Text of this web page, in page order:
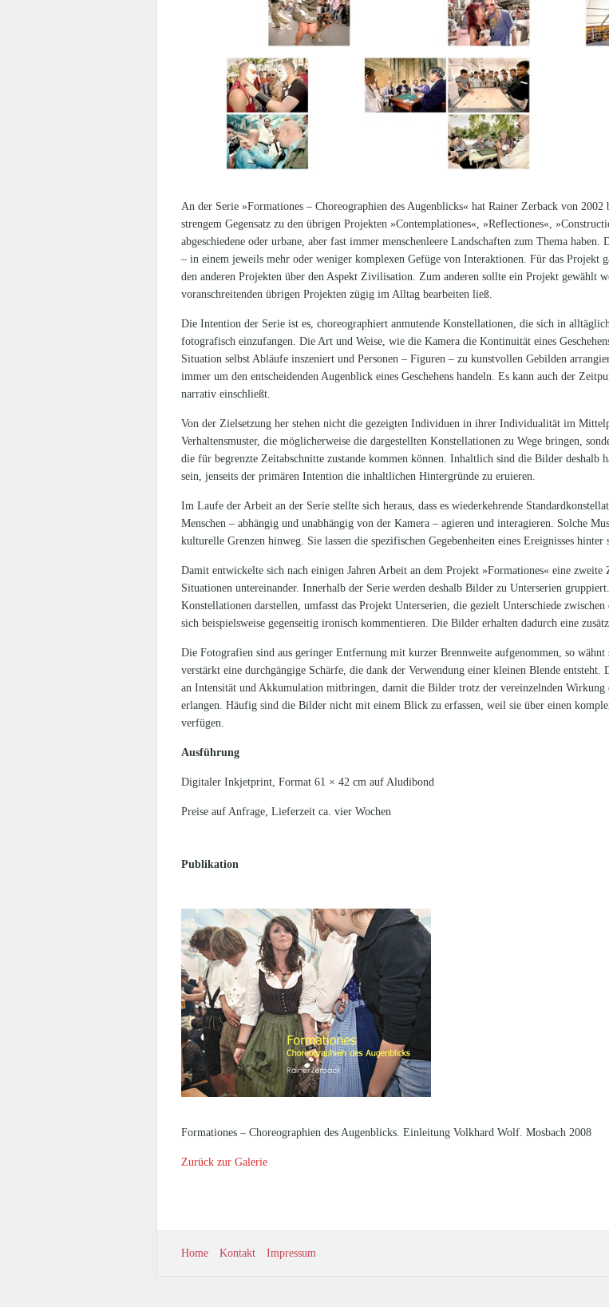
An der Serie »Formationes – Choreographien des Augenblicks« hat Rainer Zerback von
strengem Gegensatz zu den übrigen Projekten »Contemplationes«, »Reflectiones«,
abgeschiedene oder urbane, aber fast immer menschenleere Landschaften zum Thema
– in einem jeweils mehr oder weniger komplexen Gefüge von Interaktionen. Für das Projekt
den anderen Projekten über den Aspekt Zivilisation. Zum anderen sollte ein Projekt gewählt
voranschreitenden übrigen Projekten zügig im Alltag bearbeiten ließ.
Die Intention der Serie ist es, choreographiert anmutende Konstellationen, die sich in
fotografisch einzufangen. Die Art und Weise, wie die Kamera die Kontinuität eines
Situation selbst Abläufe inszeniert und Personen – Figuren – zu kunstvollen Gebilden
immer um den entscheidenden Augenblick eines Geschehens handeln. Es kann auch der
narrativ einschließt.
Von der Zielsetzung her stehen nicht die gezeigten Individuen in ihrer Individualität im
Verhaltensmuster, die möglicherweise die dargestellten Konstellationen zu Wege bringen,
die für begrenzte Zeitabschnitte zustande kommen können. Inhaltlich sind die Bilder deshalb
sein, jenseits der primären Intention die inhaltlichen Hintergründe zu eruieren.
Im Laufe der Arbeit an der Serie stellte sich heraus, dass es wiederkehrende
Menschen – abhängig und unabhängig von der Kamera – agieren und interagieren. Solche
kulturelle Grenzen hinweg. Sie lassen die spezifischen Gegebenheiten eines Ereignisses hinter
Damit entwickelte sich nach einigen Jahren Arbeit an dem Projekt »Formationes« eine
Situationen untereinander. Innerhalb der Serie werden deshalb Bilder zu Unterserien
Konstellationen darstellen, umfasst das Projekt Unterserien, die gezielt Unterschiede
sich beispielsweise gegenseitig ironisch kommentieren. Die Bilder erhalten dadurch eine
Die Fotografien sind aus geringer Entfernung mit kurzer Brennweite aufgenommen, so
verstärkt eine durchgängige Schärfe, die dank der Verwendung einer kleinen Blende entsteht.
an Intensität und Akkumulation mitbringen, damit die Bilder trotz der vereinzelnden
erlangen. Häufig sind die Bilder nicht mit einem Blick zu erfassen, weil sie über einen
verfügen.
Ausführung
Digitaler Inkjetprint, Format 61 × 42 cm auf Aludibond
Preise auf Anfrage, Lieferzeit ca. vier Wochen
Publikation
Formationes – Choreographien des Augenblicks. Einleitung Volkhard Wolf. Mosbach 2008
Zurück zur Galerie
Home Kontakt Impressum